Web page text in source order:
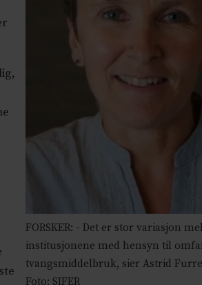
FORSKER: - Det er stor variasjon
institusjonene med hensyn til
tvangsmiddelbruk, sier Astrid Furre
Foto: SIFER